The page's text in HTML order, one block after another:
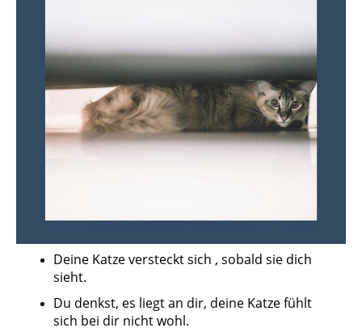
Deine Katze versteckt sich , sobald sie dich
sieht.
Du denkst, es liegt an dir, deine Katze fühlt
sich bei dir nicht wohl.